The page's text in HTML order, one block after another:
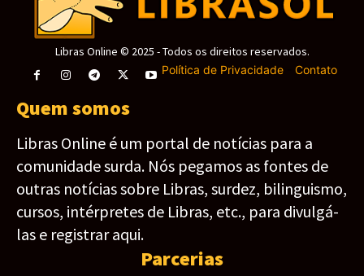
Libras Online © 2025 - Todos os direitos reservados.
Política de Privacidade- Contato
Quem somos
Libras Online é um portal de notícias para a
comunidade surda. Nós pegamos as fontes de
outras notícias sobre Libras, surdez, bilinguismo,
cursos, intérpretes de Libras, etc., para divulgá-
las e registrar aqui.
Parcerias